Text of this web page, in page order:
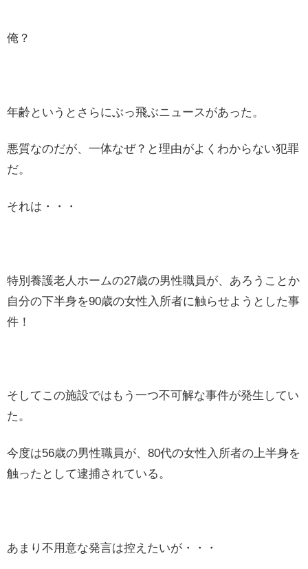
俺？
年齢というとさらにぶっ飛ぶニュースがあった。
悪質なのだが、一体なぜ？と理由がよくわからない犯罪
だ。
それは・・・
特別養護老人ホームの27歳の男性職員が、あろうことか
自分の下半身を90歳の女性入所者に触らせようとした事
件！
そしてこの施設ではもう一つ不可解な事件が発生してい
た。
今度は56歳の男性職員が、80代の女性入所者の上半身を
触ったとして逮捕されている。
あまり不用意な発言は控えたいが・・・